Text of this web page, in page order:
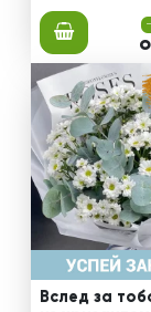
Вслед за